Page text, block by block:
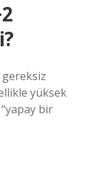
gereksiz
yüksek
bir